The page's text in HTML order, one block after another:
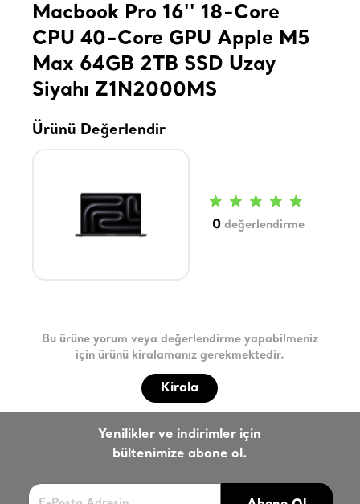
Macbook Pro 16'' 18-Core
CPU 40-Core GPU Apple M5
Max 64GB 2TB SSD Uzay
Siyahı Z1N2000MS
Ürünü Değerlendir
0 değerlendirme
Bu ürüne yorum veya değerlendirme yapabilmeniz
için ürünü kiralamanız gerekmektedir.
Kirala
Yenilikler ve indirimler için
bültenimize abone ol.